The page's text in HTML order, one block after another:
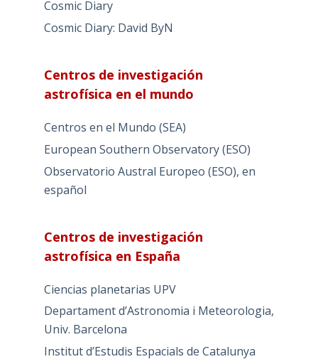
Cosmic Diary
Cosmic Diary: David ByN
Centros de investigación
astrofísica en el mundo
Centros en el Mundo (SEA)
European Southern Observatory (ESO)
Observatorio Austral Europeo (ESO), en
español
Centros de investigación
astrofísica en España
Ciencias planetarias UPV
Departament d’Astronomia i Meteorologia,
Univ. Barcelona
Institut d’Estudis Espacials de Catalunya